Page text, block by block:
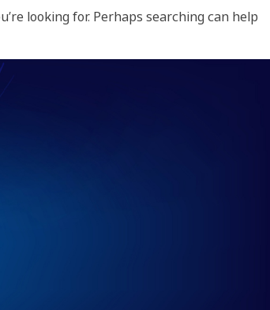
looking for. Perhaps searching can help.